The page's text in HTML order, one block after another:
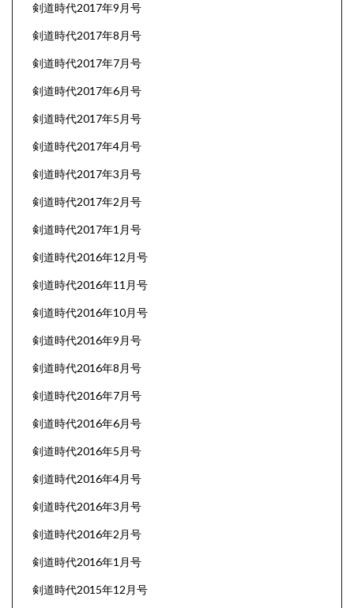
剣道時代2017年9月号
剣道時代2017年8月号
剣道時代2017年7月号
剣道時代2017年6月号
剣道時代2017年5月号
剣道時代2017年4月号
剣道時代2017年3月号
剣道時代2017年2月号
剣道時代2017年1月号
剣道時代2016年12月号
剣道時代2016年11月号
剣道時代2016年10月号
剣道時代2016年9月号
剣道時代2016年8月号
剣道時代2016年7月号
剣道時代2016年6月号
剣道時代2016年5月号
剣道時代2016年4月号
剣道時代2016年3月号
剣道時代2016年2月号
剣道時代2016年1月号
剣道時代2015年12月号